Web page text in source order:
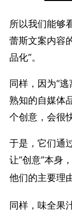
所以我们能够
蕾斯文案内容
品化”。
同样，因为“
熟知的自媒体
个创意，会很
于是，它们通
让“创意”本身
他们的主要理由
同样，味全果